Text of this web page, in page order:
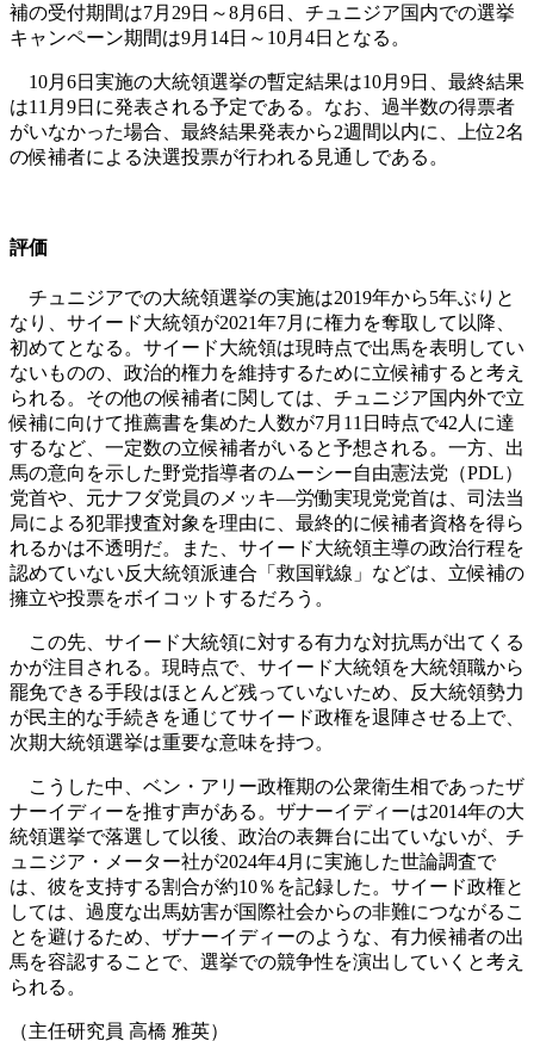
補の受付期間は7月29日～8月6日、チュニジア国内での選挙
キャンペーン期間は9月14日～10月4日となる。
10月6日実施の大統領選挙の暫定結果は10月9日、最終結果
は11月9日に発表される予定である。なお、過半数の得票者
がいなかった場合、最終結果発表から2週間以内に、上位2名
の候補者による決選投票が行われる見通しである。
評価
チュニジアでの大統領選挙の実施は2019年から5年ぶりと
なり、サイード大統領が2021年7月に権力を奪取して以降、
初めてとなる。サイード大統領は現時点で出馬を表明してい
ないものの、政治的権力を維持するために立候補すると考え
られる。その他の候補者に関しては、チュニジア国内外で立
候補に向けて推薦書を集めた人数が7月11日時点で42人に達
するなど、一定数の立候補者がいると予想される。一方、出
馬の意向を示した野党指導者のムーシー自由憲法党（PDL）
党首や、元ナフダ党員のメッキ―労働実現党党首は、司法当
局による犯罪捜査対象を理由に、最終的に候補者資格を得ら
れるかは不透明だ。また、サイード大統領主導の政治行程を
認めていない反大統領派連合「救国戦線」などは、立候補の
擁立や投票をボイコットするだろう。
この先、サイード大統領に対する有力な対抗馬が出てくる
かが注目される。現時点で、サイード大統領を大統領職から
罷免できる手段はほとんど残っていないため、反大統領勢力
が民主的な手続きを通じてサイード政権を退陣させる上で、
次期大統領選挙は重要な意味を持つ。
こうした中、ベン・アリー政権期の公衆衛生相であったザ
ナーイディーを推す声がある。ザナーイディーは2014年の大
統領選挙で落選して以後、政治の表舞台に出ていないが、チ
ュニジア・メーター社が2024年4月に実施した世論調査で
は、彼を支持する割合が約10％を記録した。サイード政権と
しては、過度な出馬妨害が国際社会からの非難につながるこ
とを避けるため、ザナーイディーのような、有力候補者の出
馬を容認することで、選挙での競争性を演出していくと考え
られる。
（主任研究員 高橋 雅英）